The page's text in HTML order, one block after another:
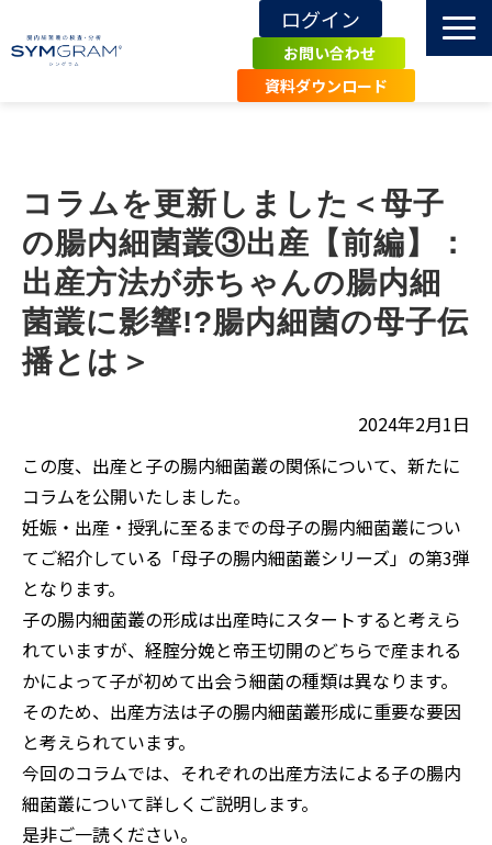
ログイン
お問い合わせ
資料ダウンロード
導入施設・事例
エビデンス
関連記事・知識
お知らせ
コラムを更新しました＜母子
の腸内細菌叢③出産【前編】：
出産方法が赤ちゃんの腸内細
菌叢に影響!?腸内細菌の母子伝
播とは＞
2024年2月1日
この度、出産と子の腸内細菌叢の関係について、新たに
コラムを公開いたしました。
妊娠・出産・授乳に至るまでの母子の腸内細菌叢につい
てご紹介している「母子の腸内細菌叢シリーズ」の第3弾
となります。
子の腸内細菌叢の形成は出産時にスタートすると考えら
れていますが、経腟分娩と帝王切開のどちらで産まれる
かによって子が初めて出会う細菌の種類は異なります。
そのため、出産方法は子の腸内細菌叢形成に重要な要因
と考えられています。
今回のコラムでは、それぞれの出産方法による子の腸内
細菌叢について詳しくご説明します。
是非ご一読ください。